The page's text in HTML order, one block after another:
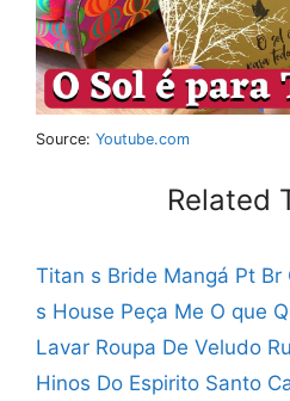
Source: Youtube.com
Related
Titan s Bride Mangá Pt Br
s House Peça Me O que
Lavar Roupa De Veludo
Hinos Do Espirito Santo